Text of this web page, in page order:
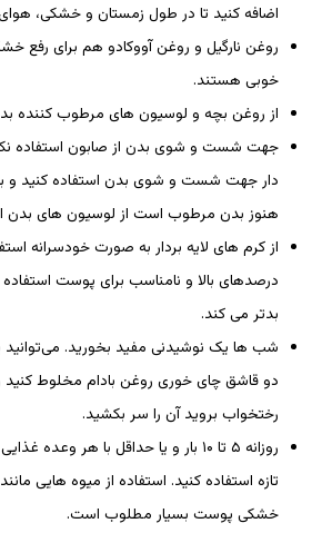
اضافه کنید تا در طول زمستان و خشکی،
روغن نارگیل و روغن آووکادو هم برای رفع
خوبی هستند.
از روغن بچه و لوسیون های مرطوب کننده
جهت شست و شوی بدن از صابون استفاده
دار جهت شست و شوی بدن استفاده کنید و
هنوز بدن مرطوب است از لوسیون های بدن
از کرم های لایه بردار به صورت خودسرانه
درصدهای بالا و نامناسب برای پوست
بدتر می کند.
شب ها یک نوشیدنی مفید بخورید. می‌توانید
دو قاشق چای خوری روغن بادام مخلوط کنید و
رختخواب بروید آن را سر بکشید.
روزانه ۵ تا ۱۰ بار و یا حداقل با هر
تازه استفاده کنید. استفاده از میوه هایی
خشکی پوست بسیار مطلوب است.